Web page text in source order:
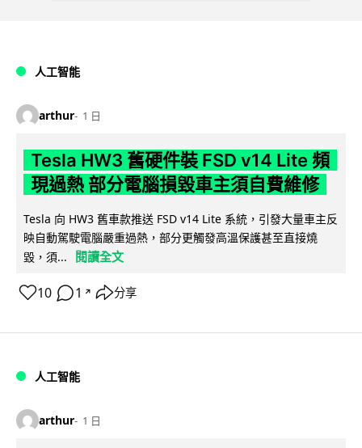
人工智能
arthur 1 日
Tesla HW3 舊硬件裝 FSD v14 Lite 頻
現過熱 部分電腦損毀車主須自費維修
Tesla 向 HW3 舊車款推送 FSD v14 Lite 系統，引發大量車主反
映自動駕駛電腦嚴重過熱，部分更觸發高溫保護甚至直接燒
毀，須...
閱讀全文
10 1 ↗ 分享
人工智能
arthur 1 日